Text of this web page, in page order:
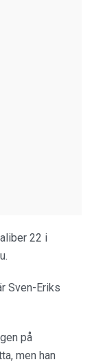
22 i
Sven-Eriks
på
men han